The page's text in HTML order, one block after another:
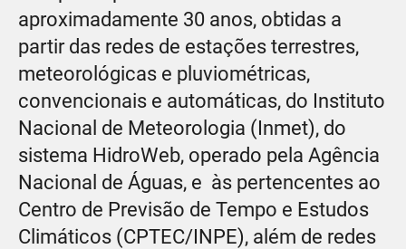
aproximadamente 30 anos, obtidas a
partir das redes de estações terrestres,
meteorológicas e pluviométricas,
convencionais e automáticas, do Instituto
Nacional de Meteorologia (Inmet), do
sistema HidroWeb, operado pela Agência
Nacional de Águas, e às pertencentes ao
Centro de Previsão de Tempo e Estudos
Climáticos (CPTEC/INPE), além de redes